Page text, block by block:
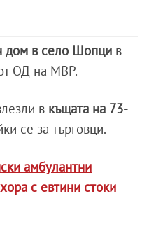
дом в село Шопци в
ОД на МВР.
в къщата на 73-
се за търговци.
амбулантни
с евтини стоки